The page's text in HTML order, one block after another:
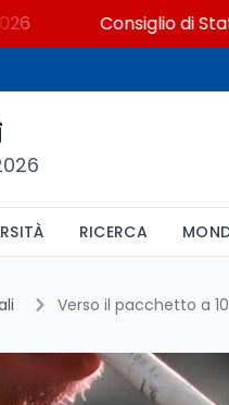
Consiglio di Stato:
RICERCA